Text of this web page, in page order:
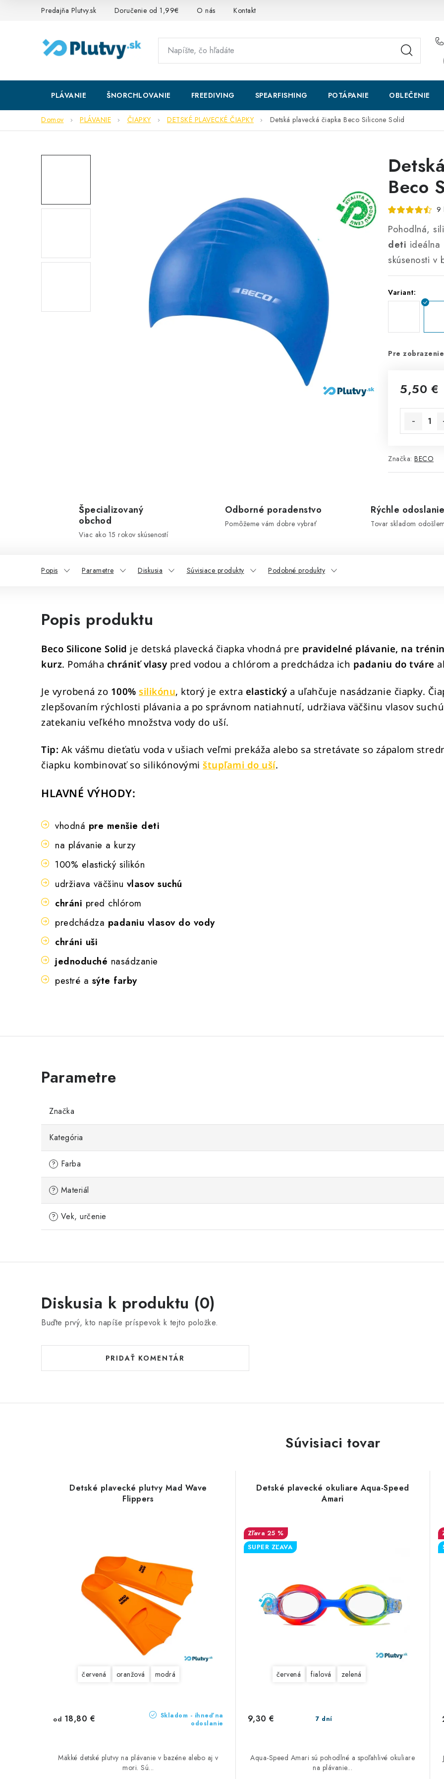
Predajňa Plutvy.sk Doručenie od 1,99€ O nás Kontakt
PLÁVANIE ŠNORCHLOVANIE FREEDIVING SPEARFISHING POTÁPANIE OBLEČENIE
Domov PLÁVANIE ČIAPKY DETSKÉ PLAVECKÉ ČIAPKY Detská plavecká čiapka Beco Silicone Solid
Beco
9
Pohodlná,
deti
skúsenosti v
Variant:
Pre
5,50 €
Značka: BECO
Špecializovaný
obchod
Viac ako 15 rokov skúseností
Odborné poradenstvo
Pomôžeme vám dobre vybrať
Rýchle odoslanie
Tovar skladom
Popis Parametre Diskusia Súvisiace produkty Podobné produkty
Popis produktu
Beco Silicone Solid je detská plavecká čiapka vhodná pre pravidelné plávanie, na
kurz. Pomáha chrániť vlasy pred vodou a chlórom a predchádza ich padaniu do tváre
Je vyrobená zo 100% silikónu, ktorý je extra elastický a uľahčuje nasádzanie čiapky.
zlepšovaním rýchlosti plávania a po správnom natiahnutí, udržiava väčšinu vlasov
zatekaniu veľkého množstva vody do uší.
Tip: Ak vášmu dieťaťu voda v ušiach veľmi prekáža alebo sa stretávate so zápalom
čiapku kombinovať so silikónovými štupľami do uší.
HLAVNÉ VÝHODY:
vhodná pre menšie deti
na plávanie a kurzy
100% elastický silikón
udržiava väčšinu vlasov suchú
chráni pred chlórom
predchádza padaniu vlasov do vody
chráni uši
jednoduché nasádzanie
pestré a sýte farby
Značka
Kategória
? Farba
? Materiál
? Vek, určenie
Diskusia k produktu (0)
Buďte prvý, kto napíše príspevok k tejto položke.
PRIDAŤ KOMENTÁR
Súvisiaci tovar
Detské plavecké plutvy Mad Wave
Flippers
červená oranžová modrá
Skladom - ihneď na
odoslanie
od 18,80 €
Mäkké detské plutvy na plávanie v bazéne alebo aj v
mori. Sú...
Detské plavecké okuliare Aqua-Speed
Amari
25 %
SUPER ZĽAVA
červená fialová zelená
7 dní
9,30 €
Aqua-Speed Amari sú pohodlné a spoľahlivé okuliare
na plávanie...